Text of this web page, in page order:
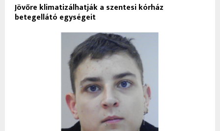
Jövőre klimatizálhatják a szentesi kórház
betegellátó egységeit